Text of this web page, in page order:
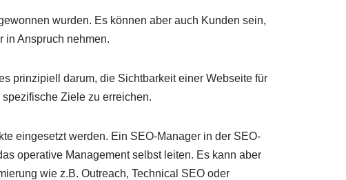
wurden. Es können aber auch Kunden sein,
in Anspruch nehmen.
prinzipiell darum, die Sichtbarkeit einer Webseite für
Ziele zu erreichen.
eingesetzt werden. Ein SEO-Manager in der SEO-
operative Management selbst leiten. Es kann aber
wie z.B. Outreach, Technical SEO oder